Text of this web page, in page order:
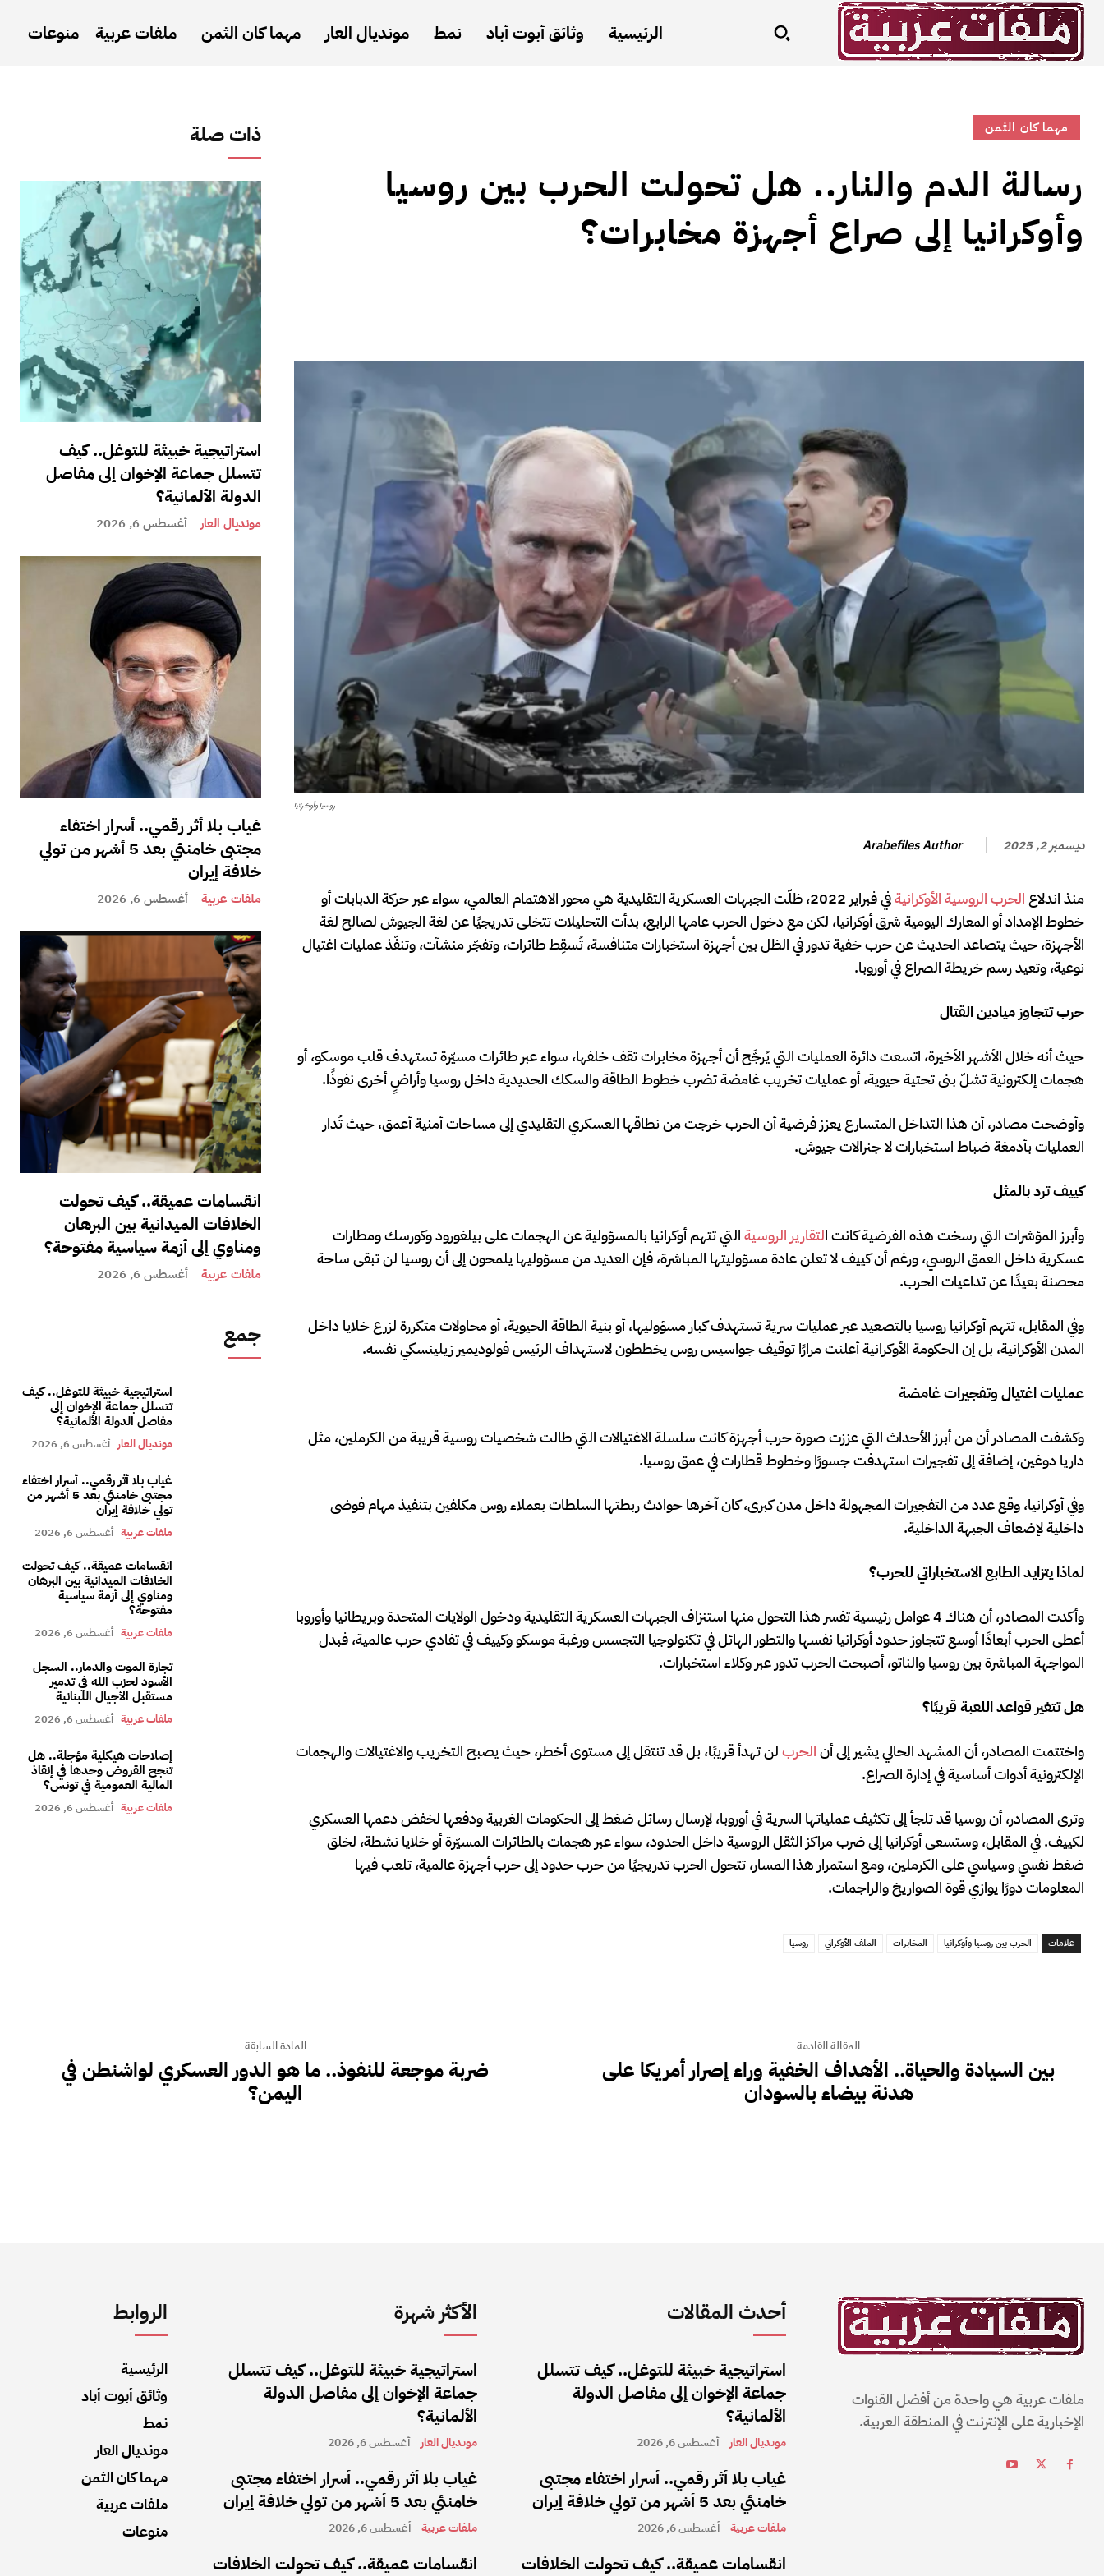
الرئيسية وثائق أبوت أباد نمط مونديال العار مهما كان الثمن ملفات عربية منوعات
ذات صلة
استراتيجية خبيثة للتوغل.. كيف
تتسلل جماعة الإخوان إلى مفاصل
الدولة الألمانية؟
مونديال العار أغسطس 6, 2026
غياب بلا أثر رقمي.. أسرار اختفاء
مجتبى خامنئي بعد 5 أشهر من تولي
خلافة إيران
ملفات عربية أغسطس 6, 2026
انقسامات عميقة.. كيف تحولت
الخلافات الميدانية بين البرهان
ومناوي إلى أزمة سياسية مفتوحة؟
ملفات عربية أغسطس 6, 2026
جمع
استراتيجية خبيثة للتوغل.. كيف
تتسلل جماعة الإخوان إلى
مفاصل الدولة الألمانية؟
مونديال العار أغسطس 6, 2026
غياب بلا أثر رقمي.. أسرار اختفاء
مجتبى خامنئي بعد 5 أشهر من
تولي خلافة إيران
ملفات عربية أغسطس 6, 2026
انقسامات عميقة.. كيف تحولت
الخلافات الميدانية بين البرهان
ومناوي إلى أزمة سياسية
مفتوحة؟
ملفات عربية أغسطس 6, 2026
تجارة الموت والدمار.. السجل
الأسود لحزب الله في تدمير
مستقبل الأجيال اللبنانية
ملفات عربية أغسطس 6, 2026
إصلاحات هيكلية مؤجلة.. هل
تنجح القروض وحدها في إنقاذ
المالية العمومية في تونس؟
ملفات عربية أغسطس 6, 2026
مهما كان الثمن
رسالة الدم والنار.. هل تحولت الحرب بين روسيا
وأوكرانيا إلى صراع أجهزة مخابرات؟
روسيا وأوكرانيا
ديسمبر 2, 2025 Arabefiles Author
منذ اندلاعالحرب الروسية الأوكرانية
في فبراير 2022، ظلّت الجبهات العسكرية التقليدية هي محور الاهتمام العالمي، سواء عبر حركة الدبابات أو
خطوط الإمداد أو المعارك اليومية شرق أوكرانيا، لكن مع دخول الحرب عامها الرابع، بدأت التحليلات تتخلى تدريجيًا عن لغة الجيوش لصالح لغة
الأجهزة، حيث يتصاعد الحديث عن حرب خفية تدور في الظل بين أجهزة استخبارات متنافسة، تُسقِط طائرات، وتفجّر منشآت، وتنفّذ عمليات اغتيال
نوعية، وتعيد رسم خريطة الصراع في أوروبا.
حرب تتجاوز ميادين القتال
حيث أنه خلال الأشهر الأخيرة، اتسعت دائرة العمليات التي يُرجَّح أن أجهزة مخابرات تقف خلفها، سواء عبر طائرات مسيّرة تستهدف قلب موسكو، أو
هجمات إلكترونية تشلّ بنى تحتية حيوية، أو عمليات تخريب غامضة تضرب خطوط الطاقة والسكك الحديدية داخل روسيا وأراضٍ أخرى نفوذًا.
وأوضحت مصادر، أن هذا التداخل المتسارع يعزز فرضية أن الحرب خرجت من نطاقها العسكري التقليدي إلى مساحات أمنية أعمق، حيث تُدار
العمليات بأدمغة ضباط استخبارات لا جنرالات جيوش.
كييف ترد بالمثل
وأبرز المؤشرات التي رسخت هذه الفرضية كانت التقارير الروسيةالتي تتهم أوكرانيا بالمسؤولية عن الهجمات على بيلغورود وكورسك ومطارات
عسكرية داخل العمق الروسي، ورغم أن كييف لا تعلن عادة مسؤوليتها المباشرة، فإن العديد من مسؤوليها يلمحون إلى أن روسيا لن تبقى ساحة
محصنة بعيدًا عن تداعيات الحرب.
وفي المقابل، تتهم أوكرانيا روسيا بالتصعيد عبر عمليات سرية تستهدف كبار مسؤوليها، أو بنية الطاقة الحيوية، أو محاولات متكررة لزرع خلايا داخل
المدن الأوكرانية، بل إن الحكومة الأوكرانية أعلنت مرارًا توقيف جواسيس روس يخططون لاستهداف الرئيس فولوديمير زيلينسكي نفسه.
عمليات اغتيال وتفجيرات غامضة
وكشفت المصادر أن من أبرز الأحداث التي عززت صورة حرب أجهزة كانت سلسلة الاغتيالات التي طالت شخصيات روسية قريبة من الكرملين، مثل
داريا دوغين، إضافة إلى تفجيرات استهدفت جسورًا وخطوط قطارات في عمق روسيا.
وفي أوكرانيا، وقع عدد من التفجيرات المجهولة داخل مدن كبرى، كان آخرها حوادث ربطتها السلطات بعملاء روس مكلفين بتنفيذ مهام فوضى
داخلية لإضعاف الجبهة الداخلية.
لماذا يتزايد الطابع الاستخباراتي للحرب؟
وأكدت المصادر، أن هناك 4 عوامل رئيسية تفسر هذا التحول منها استنزاف الجبهات العسكرية التقليدية ودخول الولايات المتحدة وبريطانيا وأوروبا
أعطى الحرب أبعادًا أوسع تتجاوز حدود أوكرانيا نفسها والتطور الهائل في تكنولوجيا التجسس ورغبة موسكو وكييف في تفادي حرب عالمية، فبدل
المواجهة المباشرة بين روسيا والناتو، أصبحت الحرب تدور عبر وكلاء استخبارات.
هل تتغير قواعد اللعبة قريبًا؟
واختتمت المصادر، أن المشهد الحالي يشير إلى أنالحربلن تهدأ قريبًا، بل قد تنتقل إلى مستوى أخطر، حيث يصبح التخريب والاغتيالات والهجمات
الإلكترونية أدوات أساسية في إدارة الصراع.
وترى المصادر، أن روسيا قد تلجأ إلى تكثيف عملياتها السرية في أوروبا، لإرسال رسائل ضغط إلى الحكومات الغربية ودفعها لخفض دعمها العسكري
لكييف. في المقابل، وستسعى أوكرانيا إلى ضرب مراكز الثقل الروسية داخل الحدود، سواء عبر هجمات بالطائرات المسيّرة أو خلايا نشطة، لخلق
ضغط نفسي وسياسي على الكرملين، ومع استمرار هذا المسار، تتحول الحرب تدريجيًا من حرب حدود إلى حرب أجهزة عالمية، تلعب فيها
المعلومات دورًا يوازي قوة الصواريخ والراجمات.
علامات الحرب بين روسيا وأوكرانيا المخابرات الملف الأوكراني روسيا
المادة السابقة
ضربة موجعة للنفوذ.. ما هو الدور العسكري لواشنطن في
اليمن؟
المقالة القادمة
بين السيادة والحياة.. الأهداف الخفية وراء إصرار أمريكا على
هدنة بيضاء بالسودان
الروابط
الرئيسية
وثائق أبوت أباد
نمط
مونديال العار
مهما كان الثمن
ملفات عربية
منوعات
الأكثر شهرة
استراتيجية خبيثة للتوغل.. كيف تتسلل
جماعة الإخوان إلى مفاصل الدولة
الألمانية؟
مونديال العار أغسطس 6, 2026
غياب بلا أثر رقمي.. أسرار اختفاء مجتبى
خامنئي بعد 5 أشهر من تولي خلافة إيران
ملفات عربية أغسطس 6, 2026
انقسامات عميقة.. كيف تحولت الخلافات
أحدث المقالات
استراتيجية خبيثة للتوغل.. كيف تتسلل
جماعة الإخوان إلى مفاصل الدولة
الألمانية؟
مونديال العار أغسطس 6, 2026
غياب بلا أثر رقمي.. أسرار اختفاء مجتبى
خامنئي بعد 5 أشهر من تولي خلافة إيران
ملفات عربية أغسطس 6, 2026
انقسامات عميقة.. كيف تحولت الخلافات
ملفات عربية هي واحدة من أفضل القنوات
الإخبارية على الإنترنت في المنطقة العربية.